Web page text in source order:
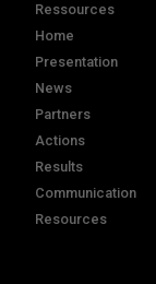
Ressources
Home
Presentation
News
Partners
Actions
Results
Communication
Resources